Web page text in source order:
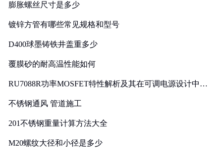
膨胀螺丝尺寸是多少
镀锌方管有哪些常见规格和型号
D400球墨铸铁井盖重多少
覆膜砂的耐高温性能如何
RU7088R功率MOSFET特性解析及其在可调电源设计中的
不锈钢通风 管道施工
201不锈钢重量计算方法大全
M20螺纹大径和小径是多少